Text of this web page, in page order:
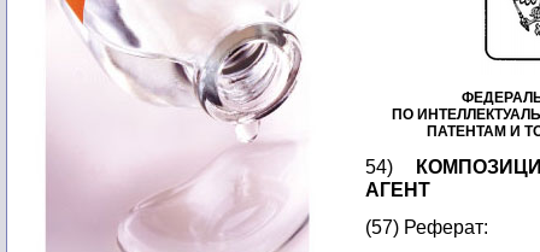
ПО
ПАТЕНТАМ И
54)
АГЕНТ
(57) Реферат: